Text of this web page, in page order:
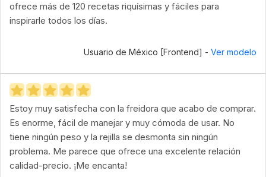
ofrece más de 120 recetas riquísimas y fáciles para
inspirarle todos los días.
Usuario de México [Frontend] - Ver modelo
Estoy muy satisfecha con la freidora que acabo de comprar.
Es enorme, fácil de manejar y muy cómoda de usar. No
tiene ningún peso y la rejilla se desmonta sin ningún
problema. Me parece que ofrece una excelente relación
calidad-precio. ¡Me encanta!